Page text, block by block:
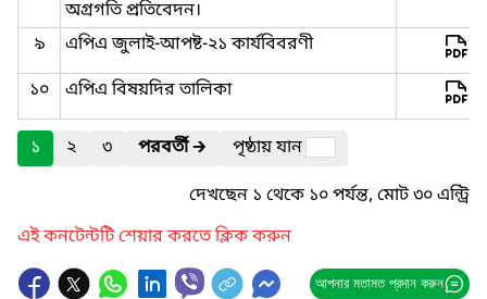
অগ্রগতি প্রতিবেদন।
৯
এপিএ জুলাই-আপষ্ট-২১ কার্যবিবরণী
১০
এপিএ বিষয়দির তালিকা
১ ২ ৩ পরবর্তী🡲
পৃষ্ঠায় যান
দেখছেন ১ থেকে ১০ পর্যন্ত, মোট ৩০ এন্ট্রি
এই কনটেন্টটি শেয়ার করতে ক্লিক করুন
আপনার মতামত প্রদান করুন